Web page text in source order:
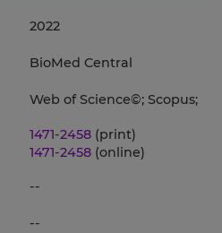
2022
BioMed Central
Web of Science©; Scopus;
1471-2458 (print)
1471-2458 (online)
--
--